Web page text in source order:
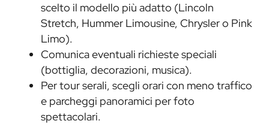
scelto il modello più adatto (Lincoln
Stretch, Hummer Limousine, Chrysler o Pink
Limo).
Comunica eventuali richieste speciali
(bottiglia, decorazioni, musica).
Per tour serali, scegli orari con meno traffico
e parcheggi panoramici per foto
spettacolari.